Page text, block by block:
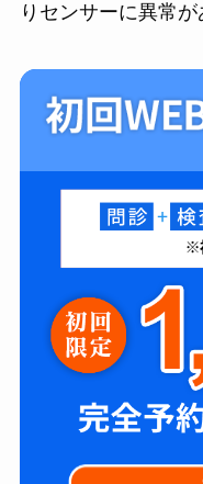
りセンサーに異常が